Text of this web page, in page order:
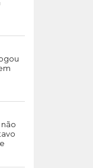
não